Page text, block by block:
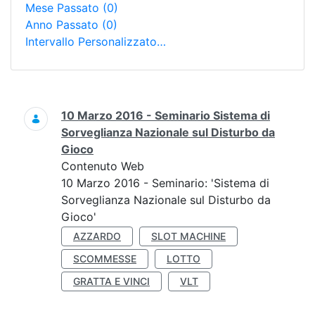
Mese Passato (0)
Anno Passato (0)
Intervallo Personalizzato…
Ricerca
10 Marzo 2016 - Seminario Sistema di
Sorveglianza Nazionale sul Disturbo da
Gioco
Contenuto Web
10 Marzo 2016 - Seminario: 'Sistema di
Sorveglianza Nazionale sul Disturbo da
Gioco'
AZZARDO
SLOT MACHINE
SCOMMESSE
LOTTO
GRATTA E VINCI
VLT